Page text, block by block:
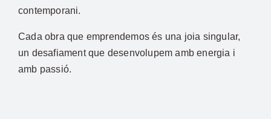
contemporani.
Cada obra que emprendemos és una joia singular,
un desafiament que desenvolupem amb energia i
amb passió.